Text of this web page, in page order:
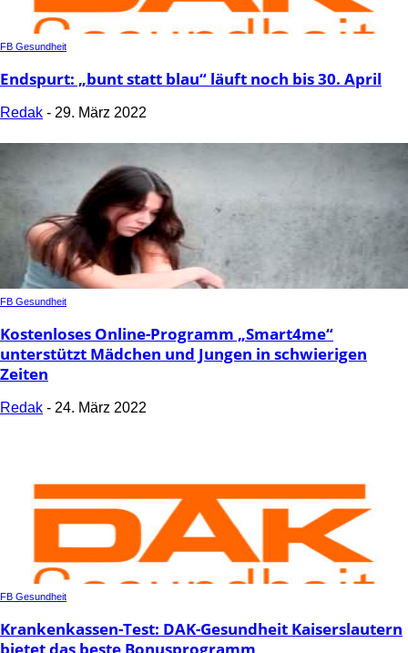
FB Gesundheit
Endspurt: „bunt statt blau“ läuft noch bis 30. April
Redak - 29. März 2022
FB Gesundheit
Kostenloses Online-Programm „Smart4me“
unterstützt Mädchen und Jungen in schwierigen
Zeiten
Redak - 24. März 2022
FB Gesundheit
Krankenkassen-Test: DAK-Gesundheit Kaiserslautern
bietet das beste Bonusprogramm